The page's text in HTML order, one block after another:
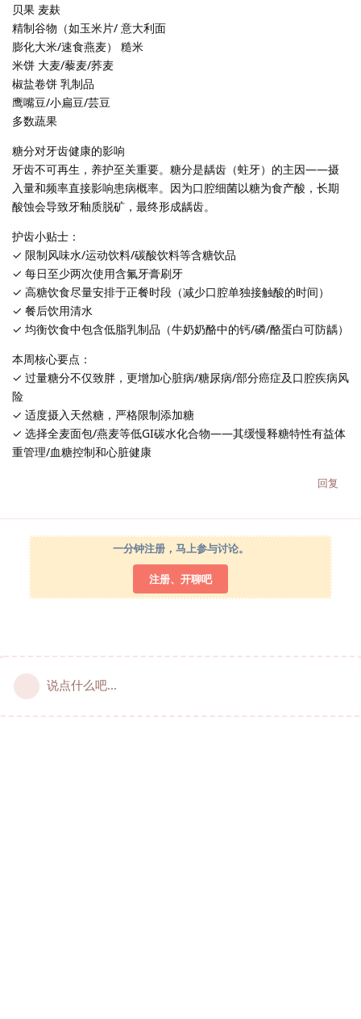
贝果 麦麸
精制谷物（如玉米片/ 意大利面
膨化大米/速食燕麦） 糙米
米饼 大麦/藜麦/荞麦
椒盐卷饼 乳制品
鹰嘴豆/小扁豆/芸豆
多数蔬果
糖分对牙齿健康的影响
牙齿不可再生，养护至关重要。糖分是龋齿（蛀牙）的主因——摄
入量和频率直接影响患病概率。因为口腔细菌以糖为食产酸，长期
酸蚀会导致牙釉质脱矿，最终形成龋齿。
护齿小贴士：
✓ 限制风味水/运动饮料/碳酸饮料等含糖饮品
✓ 每日至少两次使用含氟牙膏刷牙
✓ 高糖饮食尽量安排于正餐时段（减少口腔单独接触酸的时间）
✓ 餐后饮用清水
✓ 均衡饮食中包含低脂乳制品（牛奶奶酪中的钙/磷/酪蛋白可防龋）
本周核心要点：
✓ 过量糖分不仅致胖，更增加心脏病/糖尿病/部分癌症及口腔疾病风
险
✓ 适度摄入天然糖，严格限制添加糖
✓ 选择全麦面包/燕麦等低GI碳水化合物——其缓慢释糖特性有益体
重管理/血糖控制和心脏健康
回复
一分钟注册，马上参与讨论。
注册、开聊吧
说点什么吧...